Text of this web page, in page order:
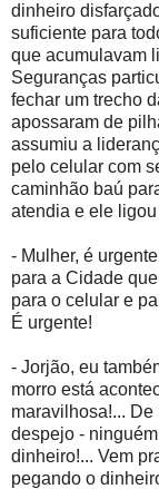
dinheiro
suficiente para
que acumulavam
Seguranças
fechar um trecho
apossaram de
assumiu a
pelo celular com
caminhão baú
atendia e ele
- Mulher, é
para a Cidade
para o celular e
É urgente!
- Jorjão, eu
morro está
maravilhosa!...
despejo -
dinheiro!... Vem
pegando o